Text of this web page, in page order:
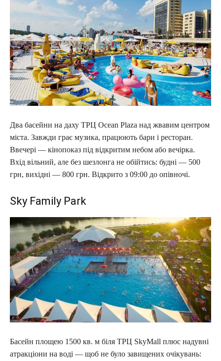
Два басейни на даху ТРЦ Ocean Plaza над жвавим центром
міста. Завжди грає музика, працюють бари і ресторан.
Ввечері — кінопоказ під відкритим небом або вечірка.
Вхід вільний, але без шезлонга не обійтись: будні — 500
грн, вихідні — 800 грн. Відкрито з 09:00 до опівночі.
Sky Family Park
Басейн площею 1500 кв. м біля ТРЦ SkyMall плюс надувні
атракціони на воді — щоб не було завищених очікувань: